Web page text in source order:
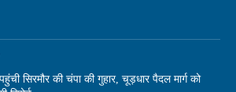
सिरमौर की चंपा की गुहार, चूड़धार पैदल मार्ग को